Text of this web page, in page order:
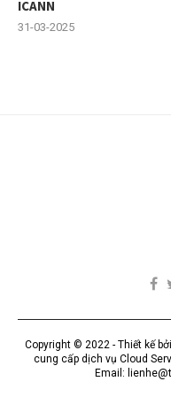
ICANN
31-03-2025
Copyright © 2022 - Thiết kế bởi
cung cấp dịch vụ Cloud
Email: